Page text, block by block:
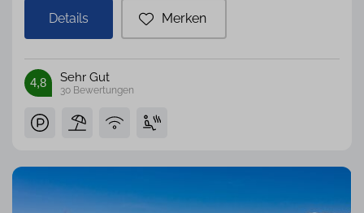
WLAN
257
Meerblick 59
Details Merken
30 Bewertungen
4,8 Sehr Gut